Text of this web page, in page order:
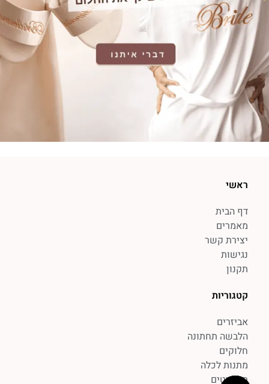
ראשי
דף הבית
מאמרים
יצירת קשר
נגישות
תקנון
קטגוריות
אביזרים
הלבשה תחתונה
חלוקים
מתנות לכלה
תכשיטים